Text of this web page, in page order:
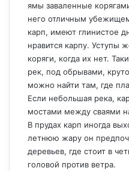
ямы заваленные
него отличным
карп, имеют глинистое
нравится карпу. Уступы
коряги, когда их нет.
рек, под обрывами,
можно найти там, где
Если небольшая река,
мостами между сваями
В прудах карп иногда
летнюю жару он
деревьев, где стоит в
головой против ветра.